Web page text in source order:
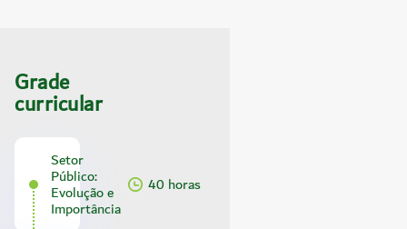
Grade
curricular
Setor
Público:
Evolução e
Importância
40 horas